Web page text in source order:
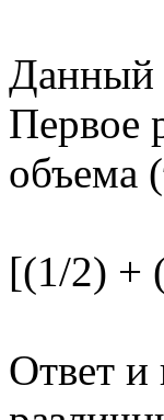
Данный
Первое
объема
[(1/2) +
Ответ и